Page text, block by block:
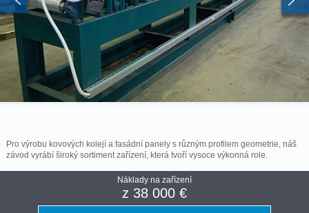
Pro výrobu kovových kolejí a fasádní panely s různým profilem geometrie, náš
závod vyrábí široký sortiment zařízení, která tvoří vysoce výkonná role.
Náklady na zařízení
z 38 000 €